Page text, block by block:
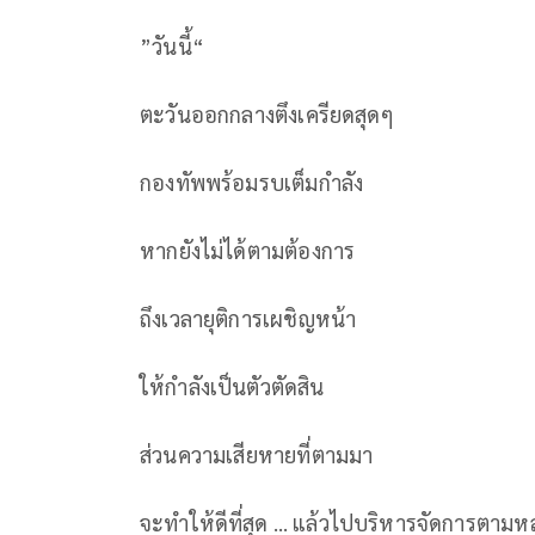
”วันนี้“
ตะวันออกกลางตึงเครียดสุดๆ
กองทัพพร้อมรบเต็มกำลัง
หากยังไม่ได้ตามต้องการ
ถึงเวลายุติการเผชิญหน้า
ให้กำลังเป็นตัวตัดสิน
ส่วนความเสียหายที่ตามมา
จะทำให้ดีที่สุด … แล้วไปบริหารจัดการตามห